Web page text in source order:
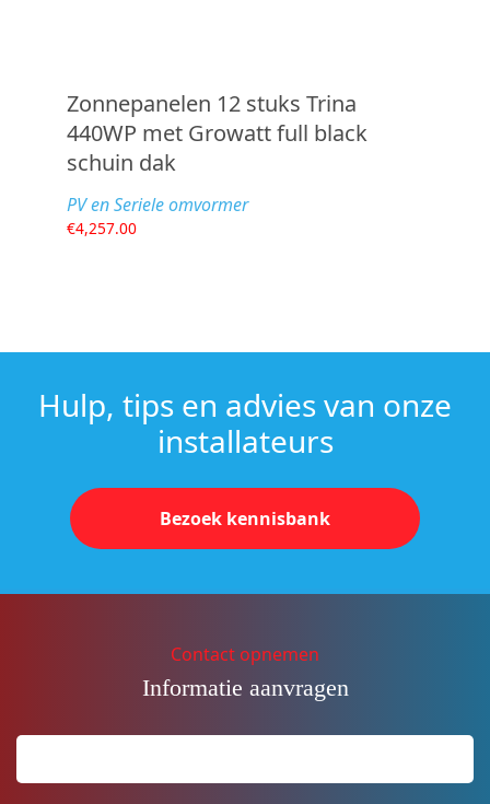
Zonnepanelen 12 stuks Trina
440WP met Growatt full black
schuin dak
PV en Seriele omvormer
€4,257.00
Hulp, tips en advies van onze
installateurs
Bezoek kennisbank
Contact opnemen
Informatie aanvragen
Naam